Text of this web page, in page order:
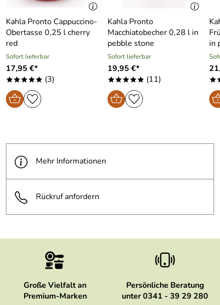
Kahla Pronto Cappuccino-
Obertasse 0,25 l cherry
red
Sofort lieferbar
17,95 €*
***** (3)
Kahla Pronto
Macchiatobecher 0,28 l in
pebble stone
Sofort lieferbar
19,95 €*
***** (11)
in
Mehr Informationen
Rückruf anfordern
Große Vielfalt an
Premium-Marken
Persönliche Beratung
unter 0341 - 39 29 280